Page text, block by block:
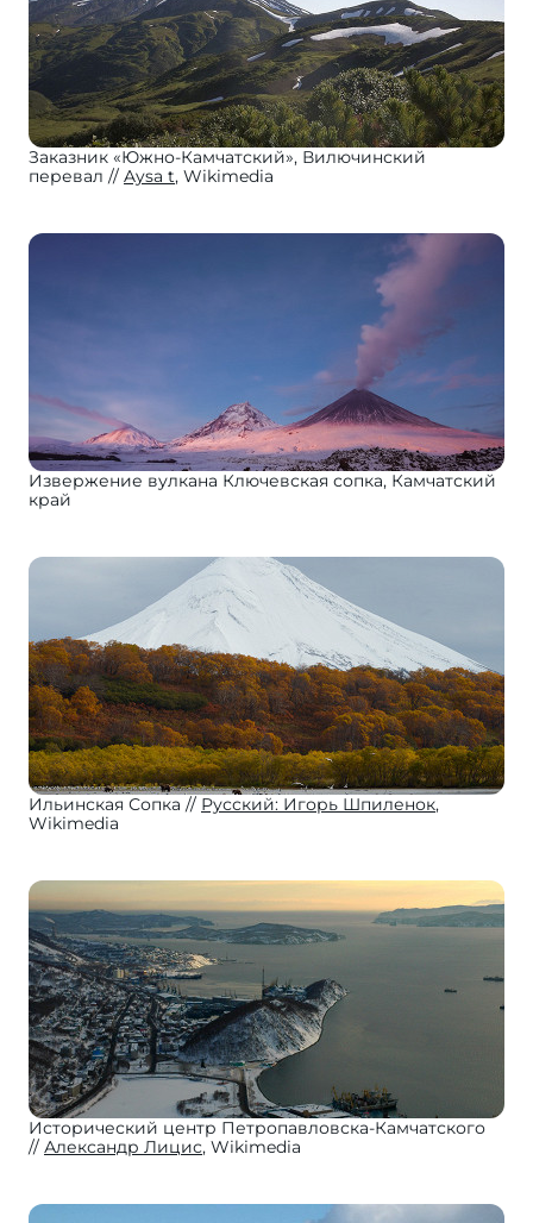
Заказник «Южно-Камчатский», Вилючинский
перевал
Aysa t, Wikimedia
Извержение вулкана Ключевская сопка, Камчатский
край
Ильинская Сопка Русский: Игорь Шпиленок,
Wikimedia
Исторический центр Петропавловска-Камчатского
Александр Лицис, Wikimedia